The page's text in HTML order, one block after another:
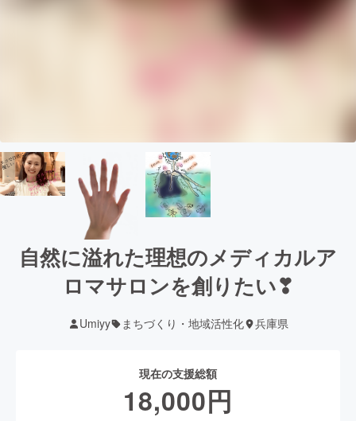
自然に溢れた理想のメディカルア
ロマサロンを創りたい❣
Umiyy まちづくり・地域活性化 兵庫県
現在の支援総額
18,000円